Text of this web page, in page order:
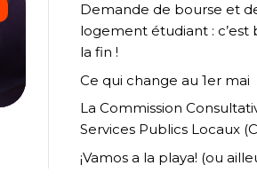
Demande de bourse et
logement étudiant : c’est
la fin !
Ce qui change au 1er mai
La Commission
Services Publics Locaux
¡Vamos a la playa! (ou